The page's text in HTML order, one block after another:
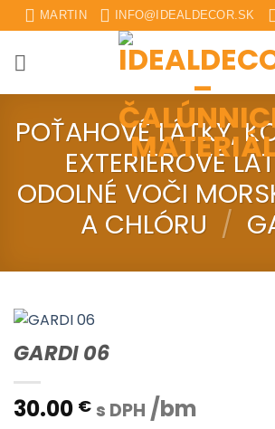
Skip
to
content
MARTIN INFO@IDEALDECOR.SK
POŤAHOVÉ LÁTKY,
EXTERIÉROVÉ
ODOLNÉ VOČI
A CHLÓRU /
GARDI 06
30.00 € s DPH /bm